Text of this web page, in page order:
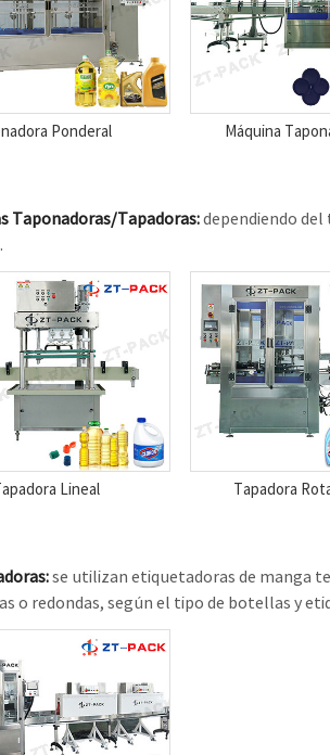
Ponderal Máquina
Taponadoras/Tapadoras:dependiendo
Lineal Tapadora
se utilizan etiquetadoras de manga
o redondas, según el tipo de botellas y